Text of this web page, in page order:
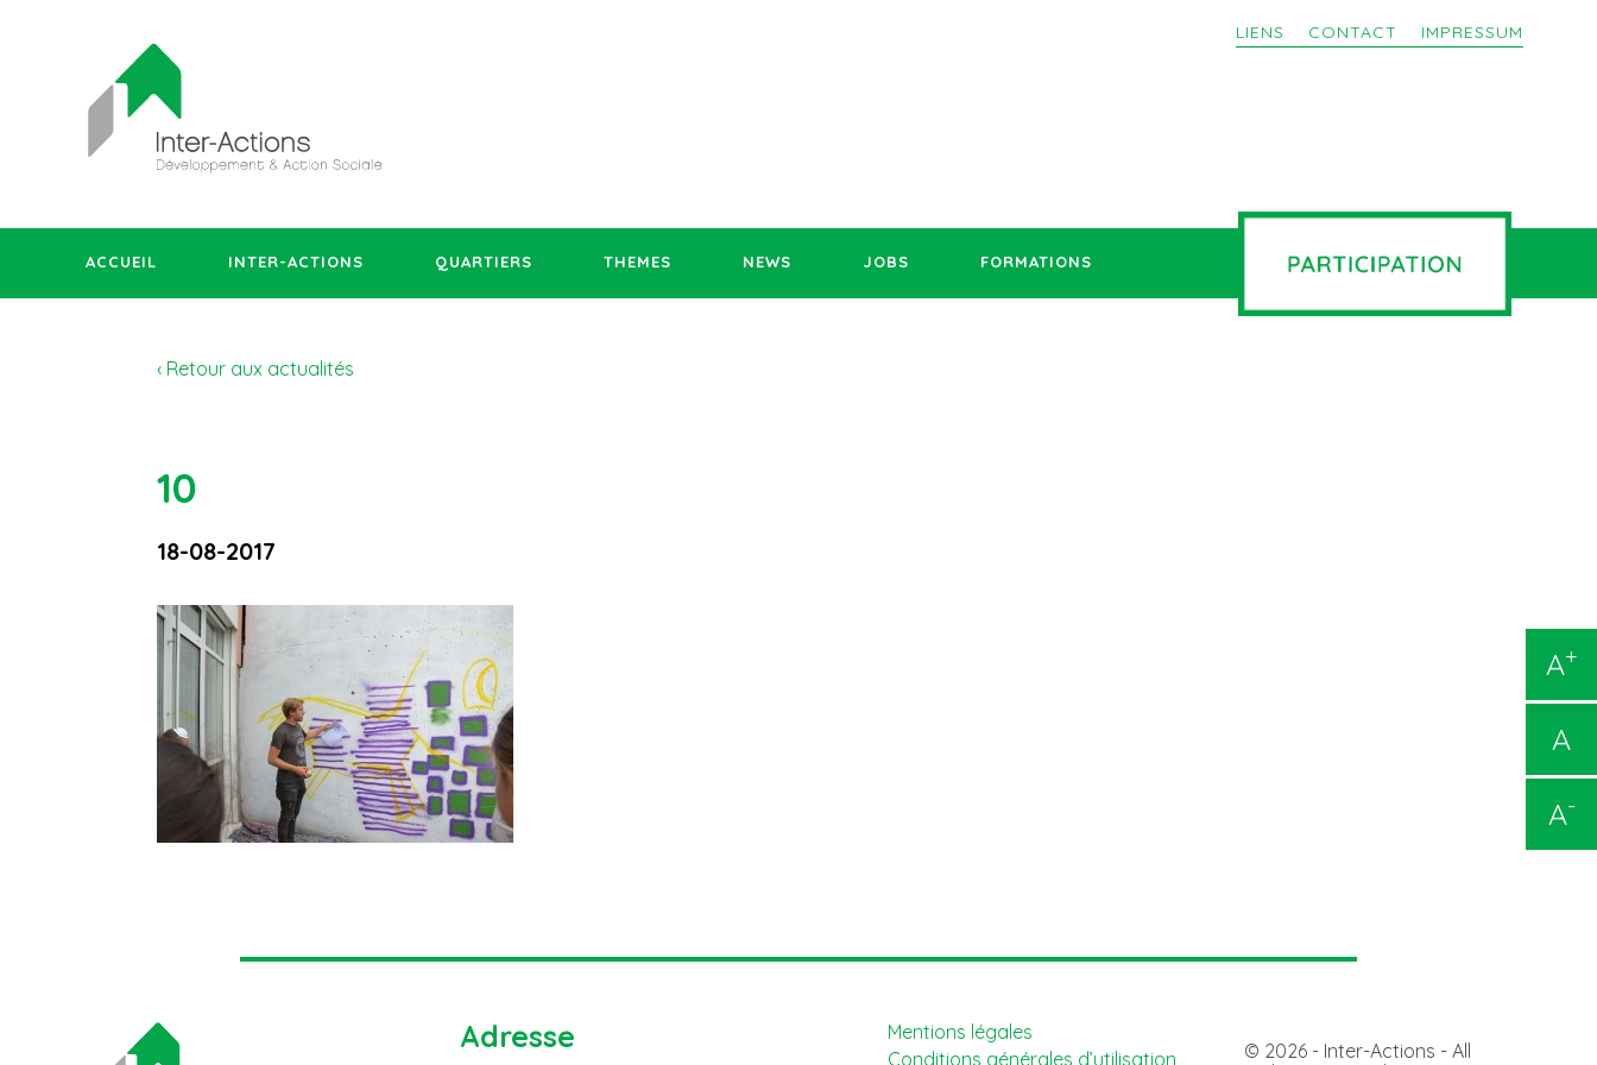
LIENS CONTACT IMPRESSUM
ACCUEIL INTER-ACTIONS QUARTIERS THEMES NEWS JOBS FORMATIONS
A+
A
A-
‹ Retour aux actualités
10
18-08-2017
Adresse
Mentions légales
Conditions générales d’utilisation
© 2026 - Inter-Actions - All